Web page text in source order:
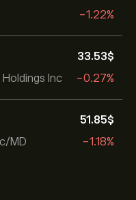
-1.22%
Inc
33.53‎$‎
-0.27%
MD
51.85‎$‎
-1.18%